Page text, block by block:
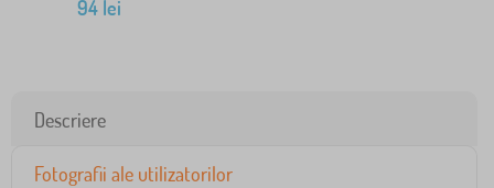
94 lei
Descriere
Fotografii ale utilizatorilor